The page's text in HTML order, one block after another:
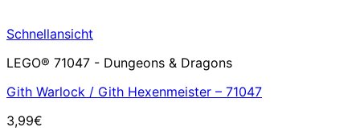
Schnellansicht
LEGO® 71047 - Dungeons & Dragons
Gith Warlock / Gith Hexenmeister – 71047
3,99€